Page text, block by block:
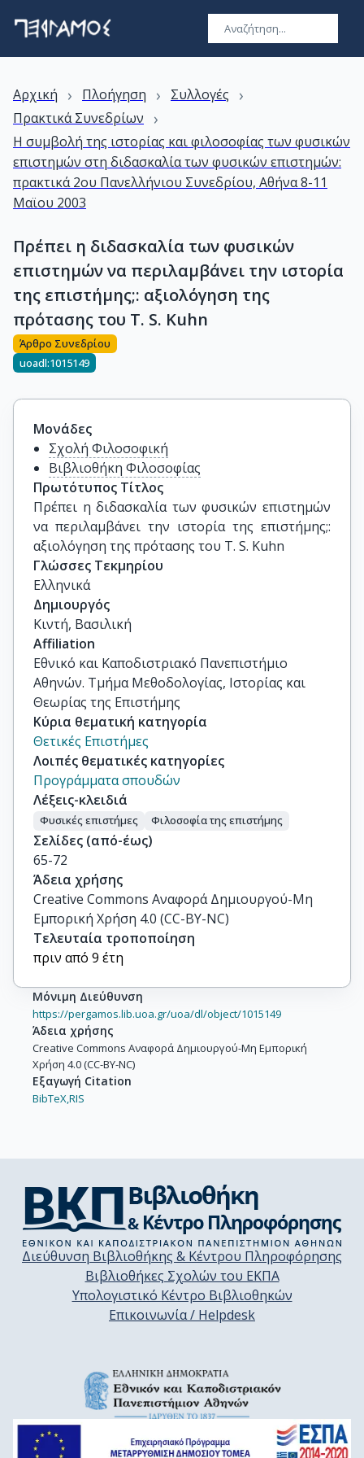
Αρχική › Πλοήγηση › Συλλογές ›
Πρακτικά Συνεδρίων ›
Η συμβολή της ιστορίας και φιλοσοφίας των φυσικών
επιστημών στη διδασκαλία των φυσικών επιστημών:
πρακτικά 2ου Πανελλήνιου Συνεδρίου, Αθήνα 8-11
Μαϊου 2003
Πρέπει η διδασκαλία των φυσικών
επιστημών να περιλαμβάνει την ιστορία
της επιστήμης;: αξιολόγηση της
πρότασης του T. S. Kuhn
Άρθρο Συνεδρίου
uoadl:1015149
Μονάδες
Σχολή Φιλοσοφική
Βιβλιοθήκη Φιλοσοφίας
Πρωτότυπος Τίτλος
Πρέπει η διδασκαλία των φυσικών επιστημών
να περιλαμβάνει την ιστορία της επιστήμης;:
αξιολόγηση της πρότασης του T. S. Kuhn
Γλώσσες Τεκμηρίου
Ελληνικά
Δημιουργός
Κιντή, Βασιλική
Affiliation
Εθνικό και Καποδιστριακό Πανεπιστήμιο
Αθηνών. Τμήμα Μεθοδολογίας, Ιστορίας και
Θεωρίας της Επιστήμης
Κύρια θεματική κατηγορία
Θετικές Επιστήμες
Λοιπές θεματικές κατηγορίες
Προγράμματα σπουδών
Λέξεις-κλειδιά
Φυσικές επιστήμες Φιλοσοφία της επιστήμης
Σελίδες (από-έως)
65-72
Άδεια χρήσης
Creative Commons Αναφορά Δημιουργού-Μη
Εμπορική Χρήση 4.0 (CC-BY-NC)
Τελευταία τροποποίηση
πριν από 9 έτη
Μόνιμη Διεύθυνση
https://pergamos.lib.uoa.gr/uoa/dl/object/1015149
Άδεια χρήσης
Creative Commons Αναφορά Δημιουργού-Μη Εμπορική
Χρήση 4.0 (CC-BY-NC)
Εξαγωγή Citation
BibTeX,RIS
Διεύθυνση Βιβλιοθήκης & Κέντρου Πληροφόρησης
Βιβλιοθήκες Σχολών του ΕΚΠΑ
Υπολογιστικό Κέντρο Βιβλιοθηκών
Επικοινωνία / Helpdesk